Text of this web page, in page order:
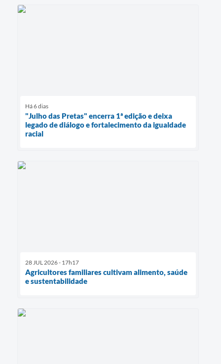
Há 6 dias
"Julho das Pretas" encerra 1ª edição e deixa
legado de diálogo e fortalecimento da igualdade
racial
28 JUL 2026 - 17h17
Agricultores familiares cultivam alimento, saúde
e sustentabilidade